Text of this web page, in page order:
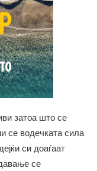
затоа што се
се водечката сила
си доаѓаат
се